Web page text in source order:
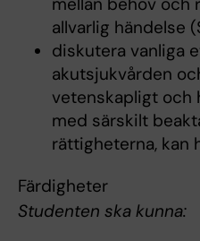
allvarlig händelse
diskutera vanliga
akutsjukvården
vetenskapligt och
med särskilt
rättigheterna, kan
Färdigheter
Studenten ska kunna: